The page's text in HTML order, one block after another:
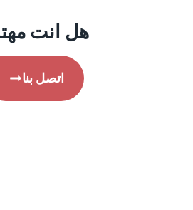
هل انت
اتصل بنا